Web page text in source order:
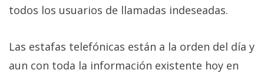
todos los usuarios de llamadas indeseadas.
Las estafas telefónicas están a la orden del día y
aun con toda la información existente hoy en